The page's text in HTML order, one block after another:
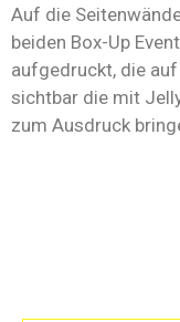
Auf die
beiden Box-Up
aufgedruckt, die
sichtbar die mit
zum Ausdruck